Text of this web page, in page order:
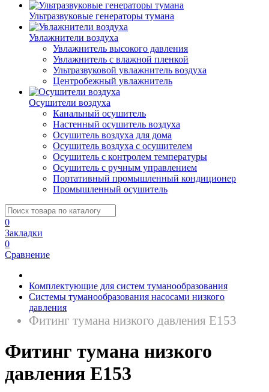
Ультразвуковые генераторы тумана
Увлажнители воздуха
Увлажнитель высокого давления
Увлажнитель с влажной пленкой
Ультразвуковой увлажнитель воздуха
Центробежный увлажнитель
Осушители воздуха
Канальный осушитель
Настенный осушитель воздуха
Осушитель воздуха для дома
Осушитель воздуха с осушителем
Осушитель с контролем температуры
Осушитель с ручным управлением
Портативный промышленный кондиционер
Промышленный осушитель
0
Закладки
0
Сравнение
Комплектующие для систем туманообразования
Системы туманообразования насосами низкого
давления
Фитинг тумана низкого давления E153
Фитинг тумана низкого
давления E153